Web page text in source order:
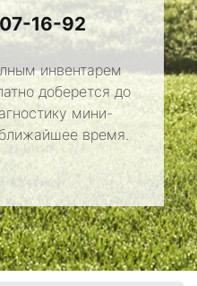
16-92
инвентарем
доберется до
мини-
время.